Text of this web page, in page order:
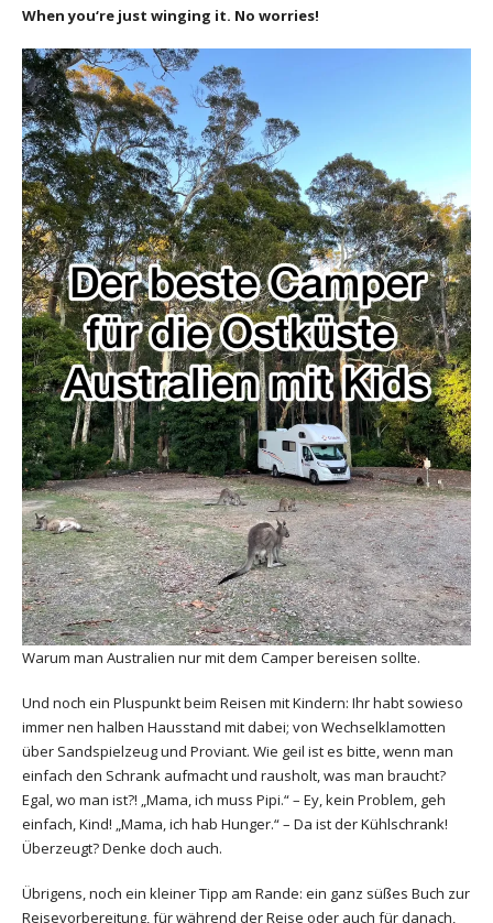
When you‘re just winging it. No worries!
Warum man Australien nur mit dem Camper bereisen sollte.
Und noch ein Pluspunkt beim Reisen mit Kindern: Ihr habt sowieso
immer nen halben Hausstand mit dabei; von Wechselklamotten
über Sandspielzeug und Proviant. Wie geil ist es bitte, wenn man
einfach den Schrank aufmacht und rausholt, was man braucht?
Egal, wo man ist?! „Mama, ich muss Pipi.“ – Ey, kein Problem, geh
einfach, Kind! „Mama, ich hab Hunger.“ – Da ist der Kühlschrank!
Überzeugt? Denke doch auch.
Übrigens, noch ein kleiner Tipp am Rande: ein ganz süßes Buch zur
Reisevorbereitung, für während der Reise oder auch für danach,